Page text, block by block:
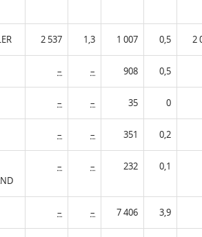
2 537 1,3 1 007 0,5 2
– – 908 0,5
– – 35 0
– – 351 0,2
– – 232 0,1
– – 7 406 3,9